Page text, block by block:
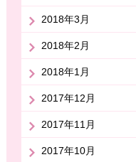
2018年3月
2018年2月
2018年1月
2017年12月
2017年11月
2017年10月